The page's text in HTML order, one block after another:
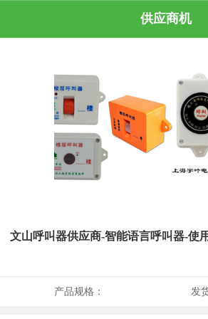
供应商机
文山呼叫器供应商-智能语言呼叫器-使
产品规格： 发